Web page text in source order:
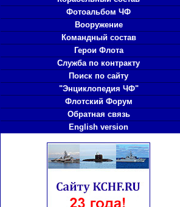
Фотоальбом ЧФ
Вооружение
Командный состав
Герои Флота
Служба по контракту
Поиск по сайту
"Энциклопедия ЧФ"
Флотский Форум
Обратная связь
English version